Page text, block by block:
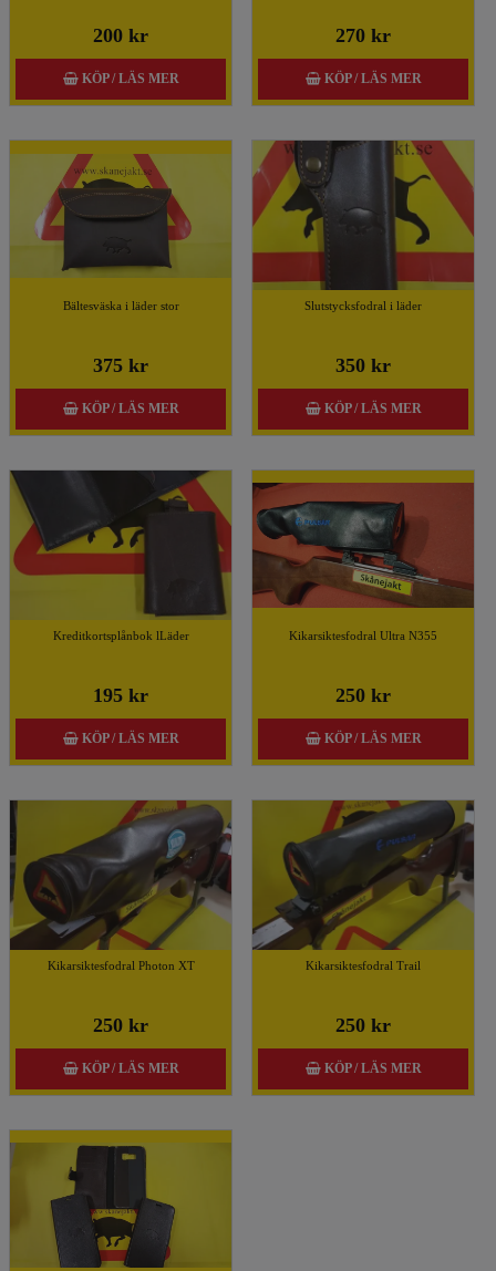
200 kr
KÖP / LÄS MER
270 kr
KÖP / LÄS MER
Bältesväska i läder stor
375 kr
KÖP / LÄS MER
Slutstycksfodral i läder
350 kr
KÖP / LÄS MER
Kreditkortsplånbok lLäder
195 kr
KÖP / LÄS MER
Kikarsiktesfodral Ultra N355
250 kr
KÖP / LÄS MER
Kikarsiktesfodral Photon XT
250 kr
KÖP / LÄS MER
Kikarsiktesfodral Trail
250 kr
KÖP / LÄS MER